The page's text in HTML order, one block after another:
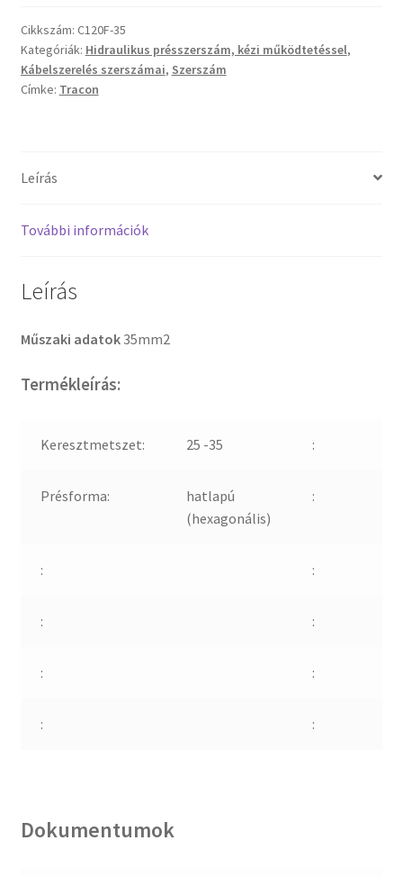
profilú
présbélyeg
C120F
présszerszámokhoz
Cikkszám: C120F-35
Kategóriák: Hidraulikus présszerszám, kézi működtetéssel,
Kábelszerelés szerszámai, Szerszám
Címke: Tracon
Leírás
További információk
Leírás
Műszaki adatok35mm2
Termékleírás:
Keresztmetszet: 25 -35 :
Présforma:
hatlapú
(hexagonális)
:
: :
: :
: :
: :
Dokumentumok